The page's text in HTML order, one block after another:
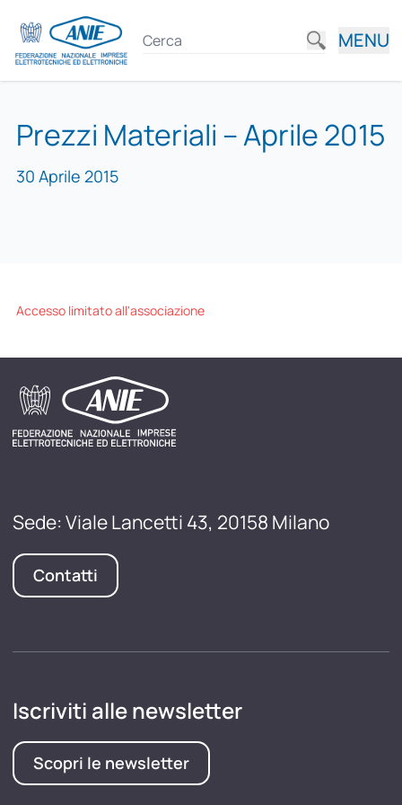
MENU
Prezzi Materiali – Aprile 2015
30 Aprile 2015
Accesso limitato all'associazione
Sede: Viale Lancetti 43, 20158 Milano
Contatti
Iscriviti alle newsletter
Scopri le newsletter